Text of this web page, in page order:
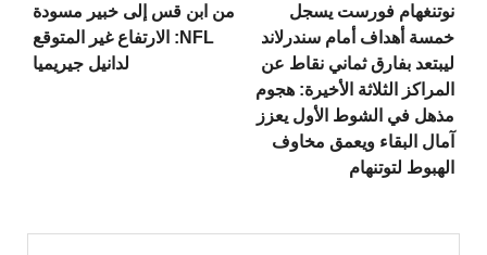
نوتنغهام فورست يسجل
خمسة أهداف أمام سندرلاند
ليبتعد بفارق ثماني نقاط عن
المراكز الثلاثة الأخيرة: هجوم
مذهل في الشوط الأول يعزز
آمال البقاء ويعمق مخاوف
الهبوط لتوتنهام
من ابن قس إلى خبير مسودة
NFL: الارتفاع غير المتوقع
لدانيل جيريميا